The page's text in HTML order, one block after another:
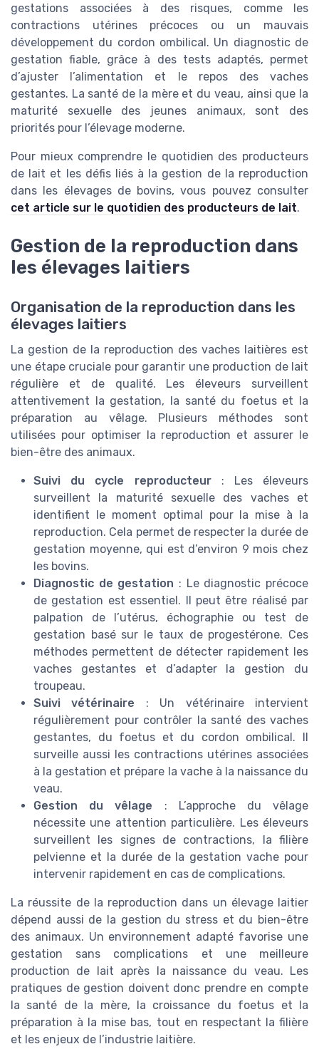
gestations associées à des risques, comme les
contractions utérines précoces ou un mauvais
développement du cordon ombilical. Un diagnostic de
gestation fiable, grâce à des tests adaptés, permet
d’ajuster l’alimentation et le repos des vaches
gestantes. La santé de la mère et du veau, ainsi que la
maturité sexuelle des jeunes animaux, sont des
priorités pour l’élevage moderne.
Pour mieux comprendre le quotidien des producteurs
de lait et les défis liés à la gestion de la reproduction
dans les élevages de bovins, vous pouvez consulter
cet article sur le quotidien des producteurs de lait.
Gestion de la reproduction dans
les élevages laitiers
Organisation de la reproduction dans les
élevages laitiers
La gestion de la reproduction des vaches laitières est
une étape cruciale pour garantir une production de lait
régulière et de qualité. Les éleveurs surveillent
attentivement la gestation, la santé du foetus et la
préparation au vêlage. Plusieurs méthodes sont
utilisées pour optimiser la reproduction et assurer le
bien-être des animaux.
Suivi du cycle reproducteur: Les éleveurs
surveillent la maturité sexuelle des vaches et
identifient le moment optimal pour la mise à la
reproduction. Cela permet de respecter la durée de
gestation moyenne, qui est d’environ 9 mois chez
les bovins.
Diagnostic de gestation : Le diagnostic précoce
de gestation est essentiel. Il peut être réalisé par
palpation de l’utérus, échographie ou test de
gestation basé sur le taux de progestérone. Ces
méthodes permettent de détecter rapidement les
vaches gestantes et d’adapter la gestion du
troupeau.
Suivi vétérinaire : Un vétérinaire intervient
régulièrement pour contrôler la santé des vaches
gestantes, du foetus et du cordon ombilical. Il
surveille aussi les contractions utérines associées
à la gestation et prépare la vache à la naissance du
veau.
Gestion du vêlage : L’approche du vêlage
nécessite une attention particulière. Les éleveurs
surveillent les signes de contractions, la filière
pelvienne et la durée de la gestation vache pour
intervenir rapidement en cas de complications.
La réussite de la reproduction dans un élevage laitier
dépend aussi de la gestion du stress et du bien-être
des animaux. Un environnement adapté favorise une
gestation sans complications et une meilleure
production de lait après la naissance du veau. Les
pratiques de gestion doivent donc prendre en compte
la santé de la mère, la croissance du foetus et la
préparation à la mise bas, tout en respectant la filière
et les enjeux de l’industrie laitière.